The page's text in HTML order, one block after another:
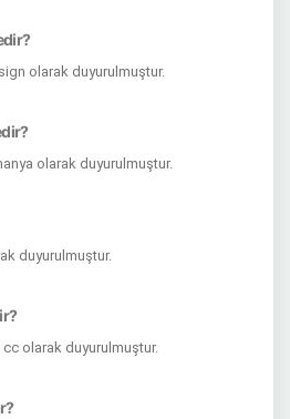
olarak duyurulmuştur.
olarak duyurulmuştur.
duyurulmuştur.
olarak duyurulmuştur.